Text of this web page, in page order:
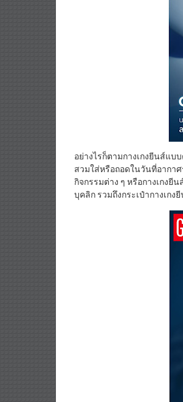
อย่างไรก็ตามกางเกงยีนส์แบ
สวมใส่หรือถอดในวันที่อากา
กิจกรรมต่าง ๆ หรือกางเกงยี
บุคลิก รวมถึงกระเป๋ากางเก